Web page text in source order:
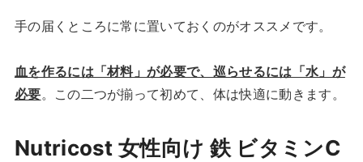
手の届くところに常に置いておくのがオススメです。
血を作るには「材料」が必要で、巡らせるには「水」が
必要。この二つが揃って初めて、体は快適に動きます。
Nutricost 女性向け 鉄 ビタミンC